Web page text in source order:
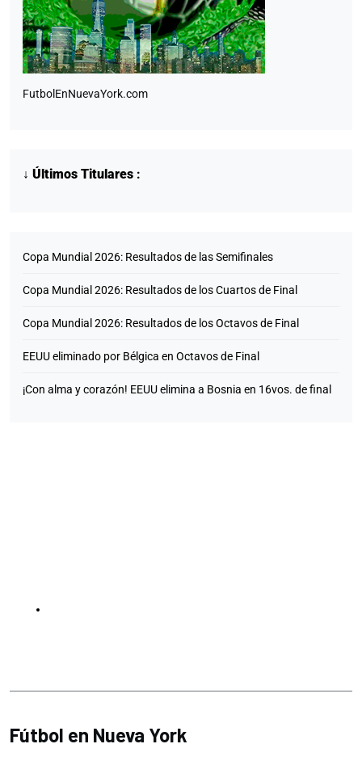
FutbolEnNuevaYork.com
↓ Últimos Titulares :
Copa Mundial 2026: Resultados de las Semifinales
Copa Mundial 2026: Resultados de los Cuartos de Final
Copa Mundial 2026: Resultados de los Octavos de Final
EEUU eliminado por Bélgica en Octavos de Final
¡Con alma y corazón! EEUU elimina a Bosnia en 16vos. de final
Fútbol en Nueva York